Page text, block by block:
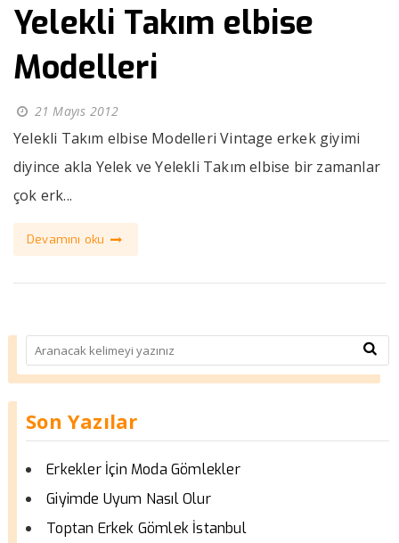
Yelekli Takım elbise
Modelleri
21 Mayıs 2012
Yelekli Takım elbise Modelleri Vintage erkek giyimi
diyince akla Yelek ve Yelekli Takım elbise bir zamanlar
çok erk...
Devamını oku
Son Yazılar
Erkekler İçin Moda Gömlekler
Giyimde Uyum Nasıl Olur
Toptan Erkek Gömlek İstanbul